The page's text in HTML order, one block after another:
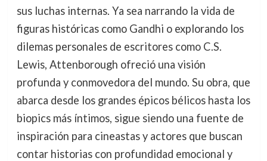
sus luchas internas. Ya sea narrando la vida de
figuras históricas como Gandhi o explorando los
dilemas personales de escritores como C.S.
Lewis, Attenborough ofreció una visión
profunda y conmovedora del mundo. Su obra, que
abarca desde los grandes épicos bélicos hasta los
biopics más íntimos, sigue siendo una fuente de
inspiración para cineastas y actores que buscan
contar historias con profundidad emocional y